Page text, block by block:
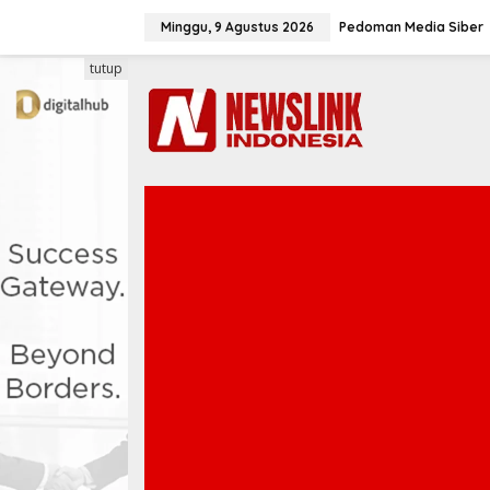
Minggu, 9 Agustus 2026 Pedoman Media Siber
tutup